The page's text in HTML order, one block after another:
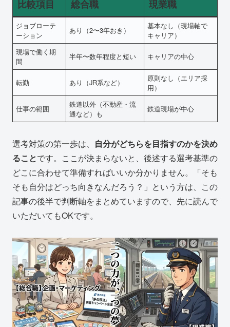
比較項目 総合職 現業職
ジョブローテ
ーション
あり（2〜3年おき）
基本なし（現場軸で
キャリア）
現場で働く期
間
半年〜数年程度と短い キャリアの中心
転勤 あり（JR系など）
原則なし（エリア採
用）
仕事の範囲
鉄道以外（不動産・流
通など）も
鉄道現場が中心
選考対策の第一歩は、 自分がどちらを目指すのかを決め
ることです。ここが決まらないと、後述する選考基準の
どこに合わせて準備すればいいか分かりません。「そも
そも自分はどっち向きなんだろう？」という方は、この
記事の後半で判断軸をまとめていますので、先に読んで
いただいてもOKです。